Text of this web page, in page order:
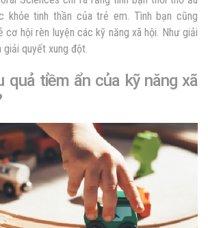
tinh thần của trẻ em. Tình bạn cũng
cơ hội rèn luyện các kỹ năng xã hội. Như giải
giải quyết xung đột.
quả tiềm ẩn của kỹ năng xã